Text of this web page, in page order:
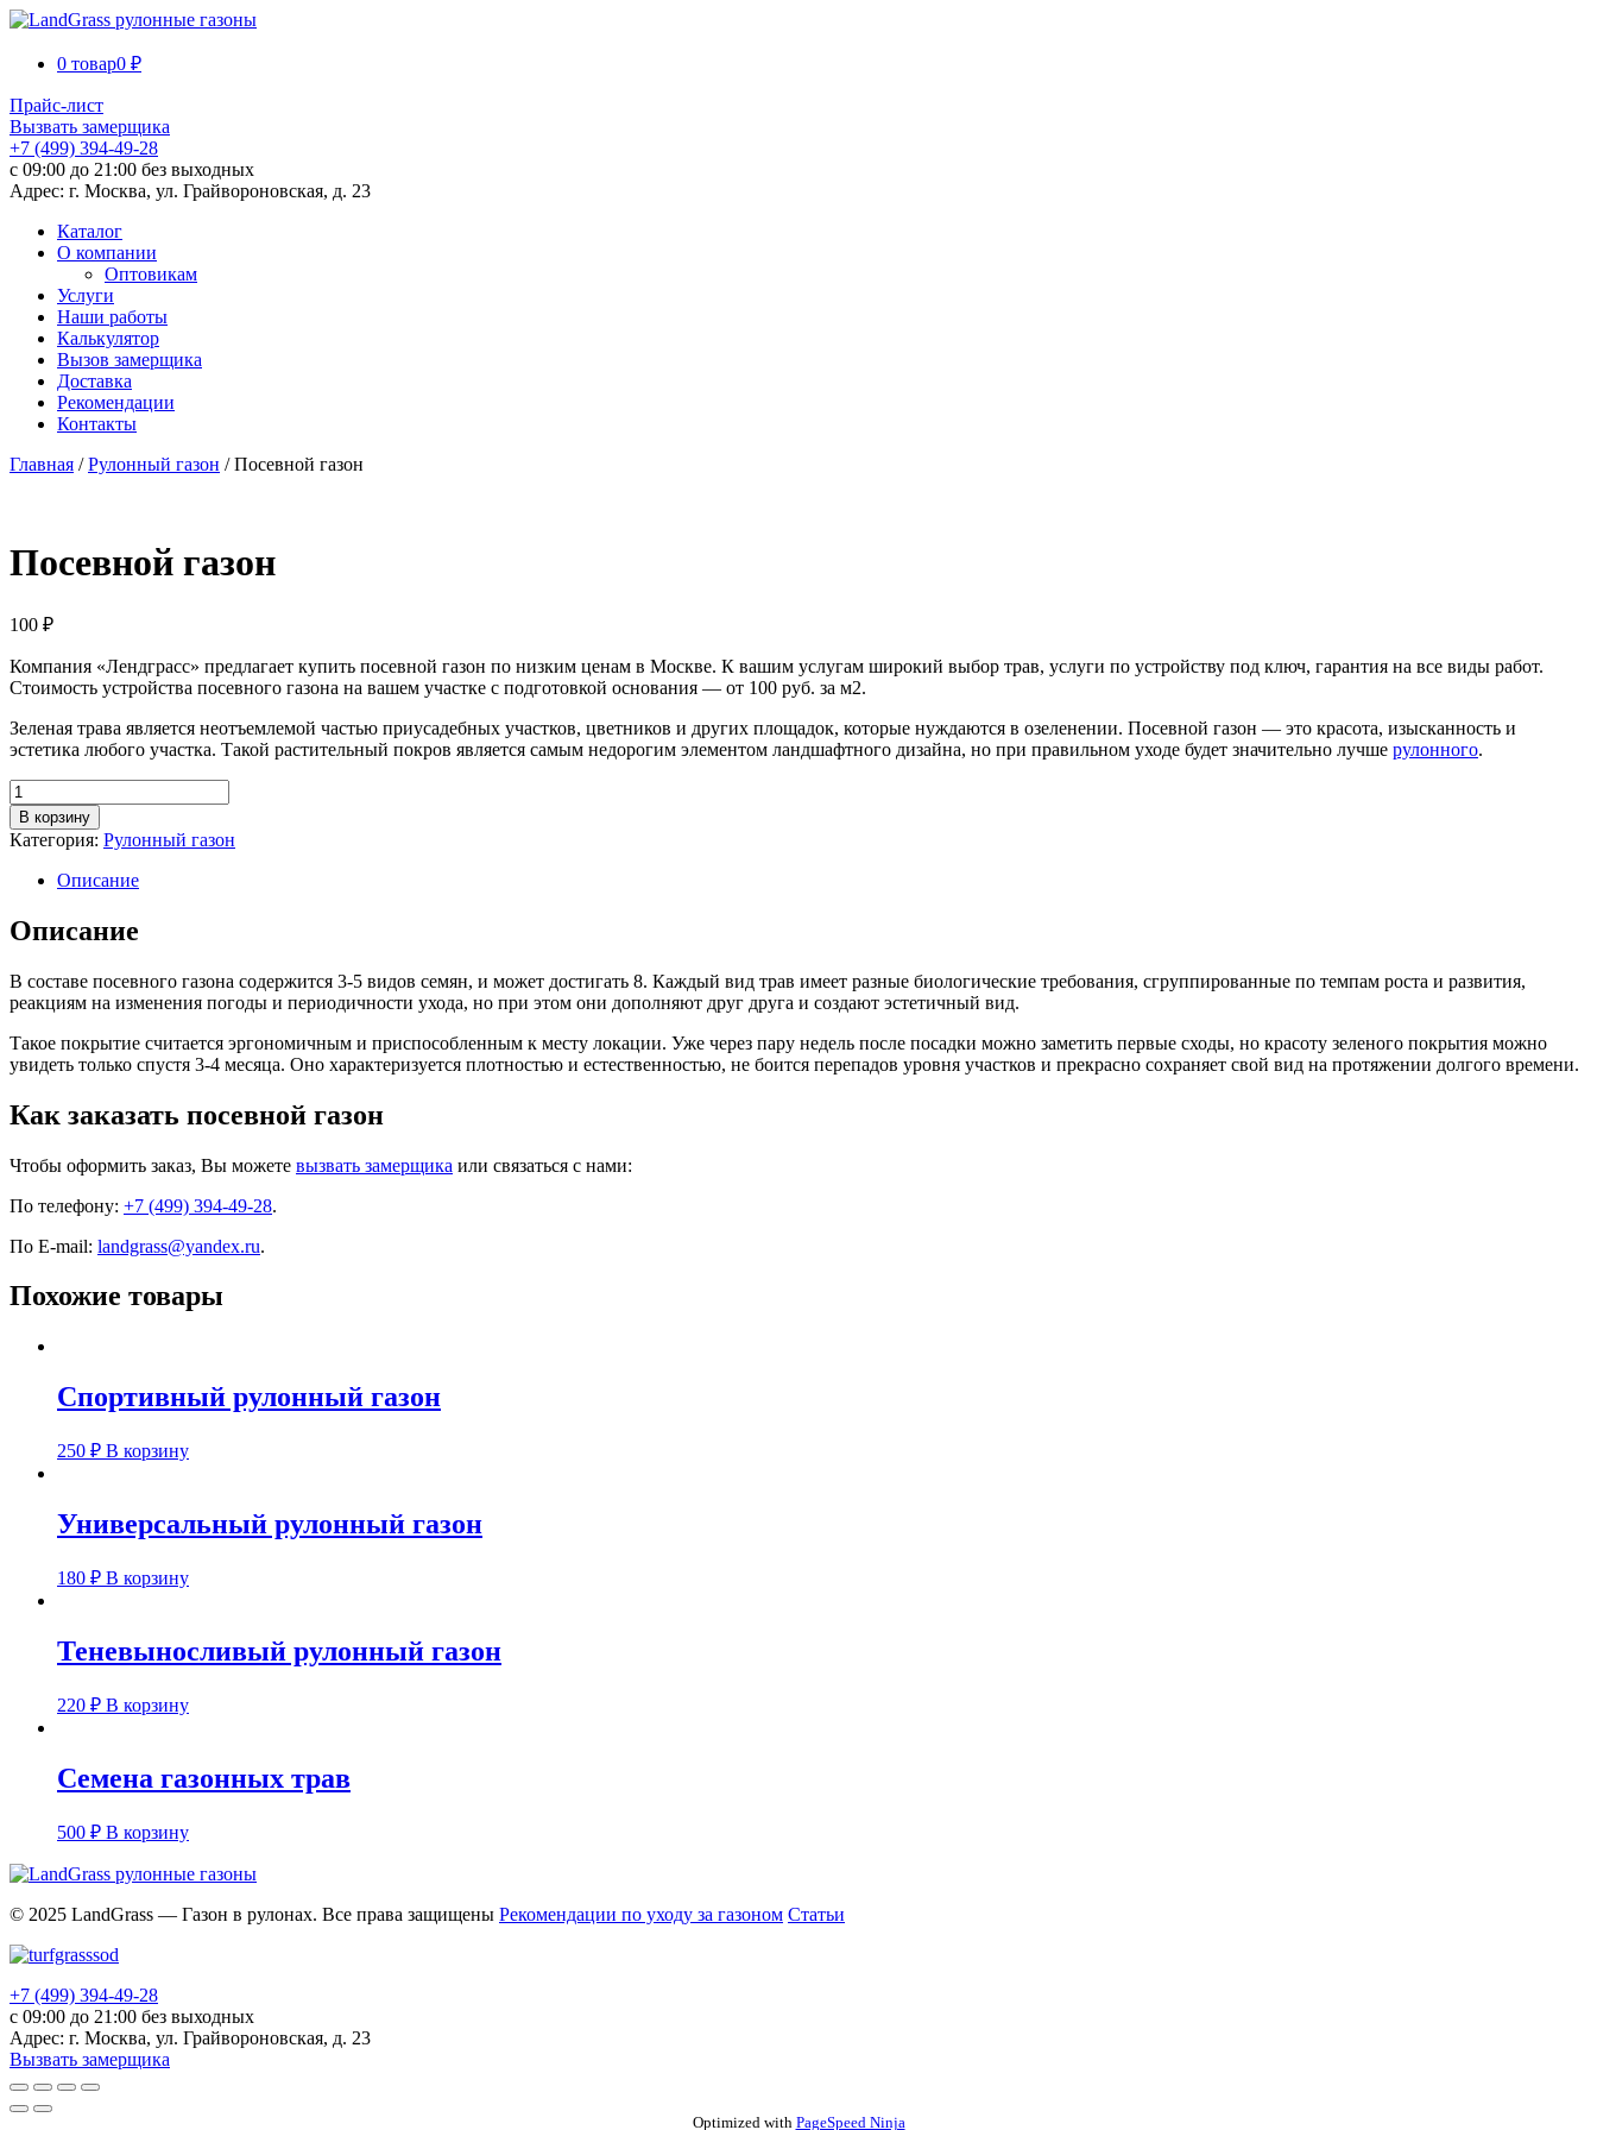
0 товар0 ₽
Прайс-лист
Вызвать замерщика
+7 (499) 394-49-28
с 09:00 до 21:00 без выходных
Адрес: г. Москва, ул. Грайвороновская, д. 23
Каталог
О компании
Оптовикам
Услуги
Наши работы
Калькулятор
Вызов замерщика
Доставка
Рекомендации
Контакты
Главная /Рулонный газон / Посевной газон
Посевной газон
100 ₽
Компания «Лендграсс» предлагает купить посевной газон по низким ценам в Москве. К вашим услугам широкий выбор трав, услуги по устройству под ключ, гарантия на все виды работ.
Стоимость устройства посевного газона на вашем участке с подготовкой основания — от 100 руб. за м2.
Зеленая трава является неотъемлемой частью приусадебных участков, цветников и других площадок, которые нуждаются в озеленении. Посевной газон — это красота, изысканность и
эстетика любого участка. Такой растительный покров является самым недорогим элементом ландшафтного дизайна, но при правильном уходе будет значительно лучше рулонного.
Количество
товара
Посевной
газон
В корзину
Категория: Рулонный газон
Описание
Описание
В составе посевного газона содержится 3-5 видов семян, и может достигать 8. Каждый вид трав имеет разные биологические требования, сгруппированные по темпам роста и развития,
реакциям на изменения погоды и периодичности ухода, но при этом они дополняют друг друга и создают эстетичный вид.
Такое покрытие считается эргономичным и приспособленным к месту локации. Уже через пару недель после посадки можно заметить первые сходы, но красоту зеленого покрытия можно
увидеть только спустя 3-4 месяца. Оно характеризуется плотностью и естественностью, не боится перепадов уровня участков и прекрасно сохраняет свой вид на протяжении долгого времени.
Как заказать посевной газон
Чтобы оформить заказ, Вы можете вызвать замерщика или связаться с нами:
По телефону: +7 (499) 394-49-28.
По E-mail: landgrass@yandex.ru.
Похожие товары
Спортивный рулонный газон
250 ₽ В корзину
Универсальный рулонный газон
180 ₽ В корзину
Теневыносливый рулонный газон
220 ₽ В корзину
Семена газонных трав
500 ₽ В корзину
© 2025 LandGrass — Газон в рулонах. Все права защищены Рекомендации по уходу за газоном Статьи
+7 (499) 394-49-28
с 09:00 до 21:00 без выходных
Адрес: г. Москва, ул. Грайвороновская, д. 23
Вызвать замерщика
Прокрутка
вверх
Optimized with PageSpeed Ninja